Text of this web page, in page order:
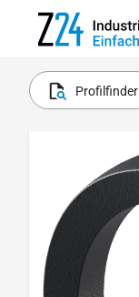
Profilfinder